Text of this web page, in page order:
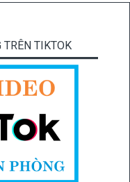
TRÊN TIKTOK